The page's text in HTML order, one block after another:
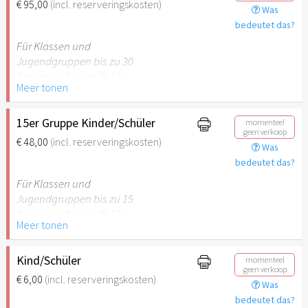
empfehlenswert.
€ 95,00 (incl. reserveringskosten)
Was
bedeutet das?
Für Klassen und
Jugendgruppen bis zu 30
Jahre) oder Schüler mit
Schülerausweis inklusive
erwachsene Begleitperson.
Hinweis: Für Kinder unter 6
Stuttgart nicht
empfehlenswert.
Meer tonen
15er Gruppe Kinder/Schüler
€ 48,00 (incl. reserveringskosten)
momenteel
geen verkoop
Was
bedeutet das?
Für Klassen und
Jugendgruppen bis zu 15
Jahre) oder Schüler mit
Schülerausweis inklusive
erwachsene Begleitperson.
Hinweis: Für Kinder unter 6
Meer tonen
Kind/Schüler
€ 6,00 (incl. reserveringskosten)
momenteel
geen verkoop
Was
bedeutet das?